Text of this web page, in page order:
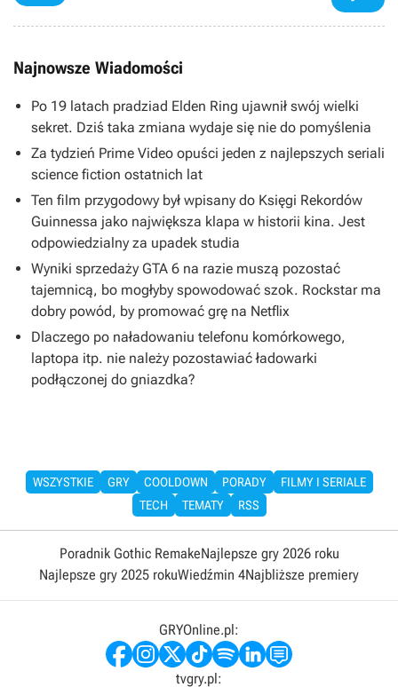
Najnowsze Wiadomości
Po 19 latach pradziad Elden Ring ujawnił swój wielki
sekret. Dziś taka zmiana wydaje się nie do pomyślenia
Za tydzień Prime Video opuści jeden z najlepszych seriali
science fiction ostatnich lat
Ten film przygodowy był wpisany do Księgi Rekordów
Guinnessa jako największa klapa w historii kina. Jest
odpowiedzialny za upadek studia
Wyniki sprzedaży GTA 6 na razie muszą pozostać
tajemnicą, bo mogłyby spowodować szok. Rockstar ma
dobry powód, by promować grę na Netflix
Dlaczego po naładowaniu telefonu komórkowego,
laptopa itp. nie należy pozostawiać ładowarki
podłączonej do gniazdka?
WSZYSTKIE GRY COOLDOWN PORADY
FILMY I SERIALE
TECH
TEMATY RSS
Poradnik Gothic RemakeNajlepsze gry 2026 roku
Najlepsze gry 2025 rokuWiedźmin 4Najbliższe premiery
GRYOnline.pl:
tvgry.pl: